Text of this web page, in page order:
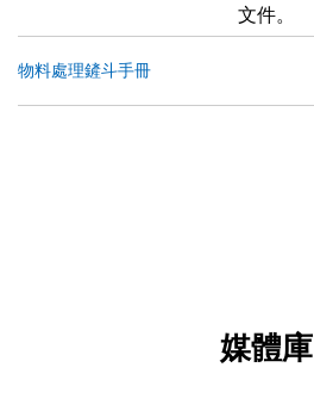
文件。
物料處理鏟斗手冊
媒體庫